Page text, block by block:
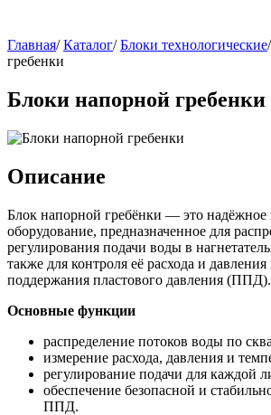
Главная/ Каталог/ Блоки технологические/
гребенки
Блоки напорной гребенки
Описание
Блок напорной гребёнки — это надёжное
оборудование, предназначенное для
регулирования подачи воды в
также для контроля её расхода и давления
поддержания пластового давления (ППД).
Основные функции
распределение потоков воды по
измерение расхода, давления и
регулирование подачи для каждой
обеспечение безопасной и
ППД.